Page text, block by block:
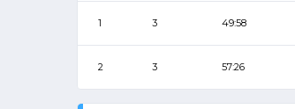
1 3 49:58
2 3 57:26